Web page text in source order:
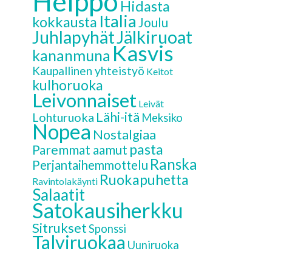
Hidasta
kokkausta Italia Joulu
JuhlapyhätJälkiruoat
kananmuna Kasvis
Kaupallinen yhteistyö Keitot
kulhoruoka
Leivonnaiset Leivät
Lohturuoka Lähi-itä Meksiko
Nopea Nostalgiaa
Paremmat aamut pasta
Perjantaihemmottelu Ranska
Ravintolakäynti Ruokapuhetta
Salaatit
Satokausiherkku
SitruksetSponssi
Talviruokaa Uuniruoka